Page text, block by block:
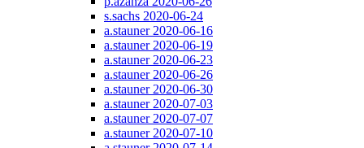
s.sachs 2020-06-24
a.stauner 2020-06-16
a.stauner 2020-06-19
a.stauner 2020-06-23
a.stauner 2020-06-26
a.stauner 2020-06-30
a.stauner 2020-07-03
a.stauner 2020-07-07
a.stauner 2020-07-10